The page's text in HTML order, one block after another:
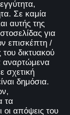
Σε καμία
αυτής της
για
επισκέπτη /
δικτυακού
σχετική
δημόσια.
τα
οι απόψεις του